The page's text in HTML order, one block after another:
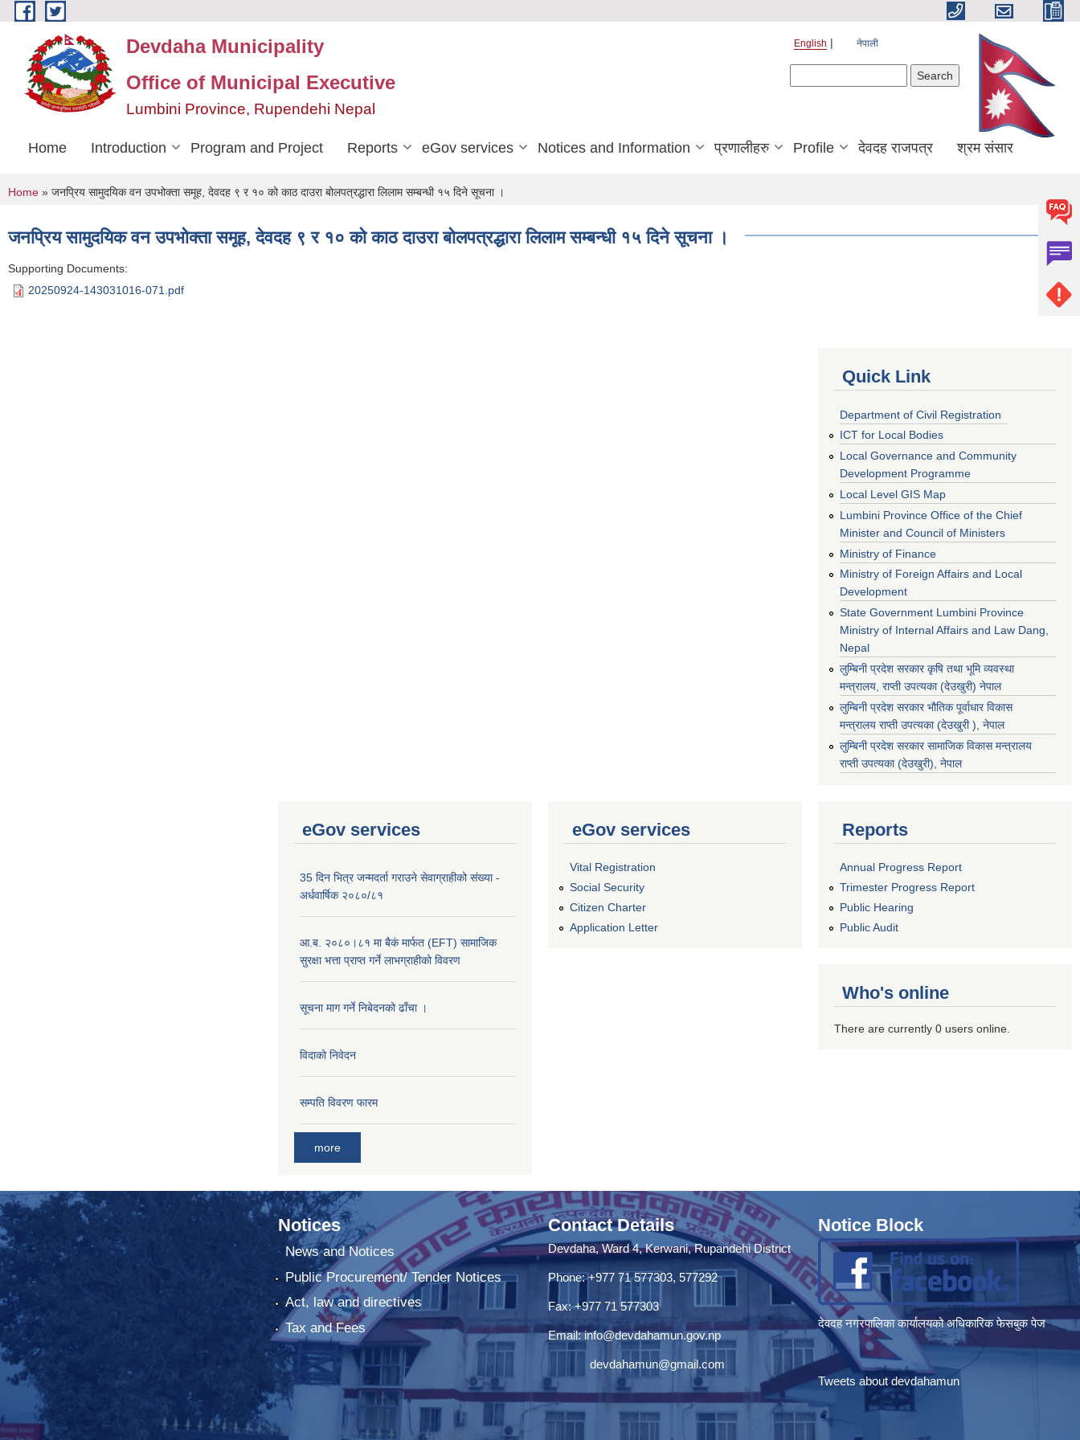
Skip to main content
Devdaha Municipality
Office of Municipal Executive
Lumbini Province, Rupendehi Nepal
English नेपाली
Home Introduction Program and Project Reports eGov services Notices and Information प्रणालीहरु Profile देवदह राजपत्र श्रम संसार
You are here
Home » जनप्रिय सामुदयिक वन उपभोक्ता समूह, देवदह ९ र १० को काठ दाउरा बोलपत्रद्धारा लिलाम सम्बन्धी १५ दिने सूचना ।
जनप्रिय सामुदयिक वन उपभोक्ता समूह, देवदह ९ र १० को काठ दाउरा बोलपत्रद्धारा लिलाम सम्बन्धी १५ दिने सूचना ।
Supporting Documents:
20250924-143031016-071.pdf
Quick Link
Department of Civil Registration
ICT for Local Bodies
Local Governance and Community
Development Programme
Local Level GIS Map
Lumbini Province Office of the Chief
Minister and Council of Ministers
Ministry of Finance
Ministry of Foreign Affairs and Local
Development
State Government Lumbini Province
Ministry of Internal Affairs and Law Dang,
Nepal
लुम्बिनी प्रदेश सरकार कृषि तथा भूमि व्यवस्था
मन्त्रालय, राप्ती उपत्यका (देउखुरी) नेपाल
लुम्बिनी प्रदेश सरकार भौतिक पूर्वाधार विकास
मन्त्रालय राप्ती उपत्यका (देउखुरी ), नेपाल
‌लुम्बिनी प्रदेश सरकार सामाजिक विकास मन्‍‍त्रालय
राप्ती उपत्यका (देउखुरी), नेपाल
eGov services
35 दिन भित्र जन्मदर्ता गराउने सेवाग्राहीको संख्या -
अर्धवार्षिक २०८०/८१
आ.ब. २०८०।८१ मा बैकं मार्फत (EFT) सामाजिक
सुरक्षा भत्ता प्राप्त गर्ने लाभग्राहीको विवरण
सूचना माग गर्ने निबेदनको ढाँचा ।
विदाको निवेदन
सम्पति विवरण फारम
more
eGov services
Vital Registration
Social Security
Citizen Charter
Application Letter
Reports
Annual Progress Report
Trimester Progress Report
Public Hearing
Public Audit
Who's online
There are currently 0 users online.
Notices
News and Notices
Public Procurement/ Tender Notices
Act, law and directives
Tax and Fees
Contact Details
Devdaha, Ward 4, Kerwani, Rupandehi District
Phone: +977 71 577303, 577292
Fax: +977 71 577303
Email:info@devdahamun.gov.np
devdahamun@gmail.com
Notice Block
देवदह नगरपालिका कार्यालयको अधिकारिक फेसबुक पेज
Tweets about devdahamun